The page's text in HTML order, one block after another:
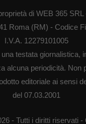
di WEB 365 SRL
Roma (RM) - Codice
I.V.A. 12279101005
testata giornalistica,
alcuna periodicità. Non
editoriale ai sensi
del 07.03.2001
- Tutti i diritti riservati -